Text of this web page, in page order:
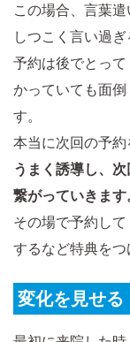
この場合、言葉
しつこく言い過
予約は後でとっ
かっていても面
す。
本当に次回の予約
うまく誘導し、
繋がっていきます
その場で予約し
するなど特典をつ
変化を見せる